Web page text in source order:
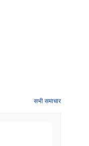
सभी समाचार